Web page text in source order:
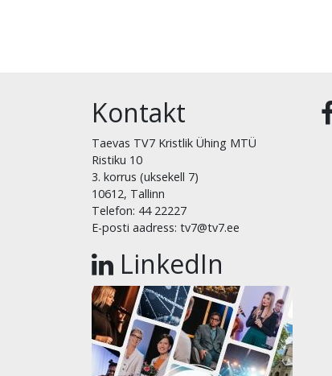
Kontakt
Taevas TV7 Kristlik Ühing MTÜ
Ristiku 10
3. korrus (uksekell 7)
10612, Tallinn
Telefon: 44 22227
E-posti aadress: tv7@tv7.ee
LinkedIn